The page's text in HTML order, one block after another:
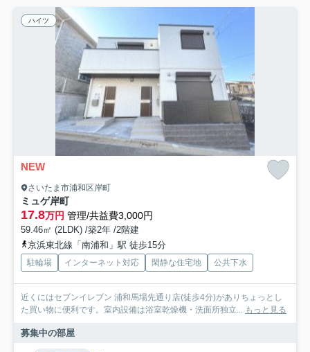
ハイツ
NEW
さいたま市浦和区岸町
ミュゲ岸町
17.8万円 管理/共益費3,000円
59.46㎡ (2LDK) /築2年 /2階建
京浜東北線「南浦和」駅 徒歩15分
駐輪場 インターネット対応 閑静な住宅地 公共下水
近くにはセブンイレブン 浦和馬場先通り店(徒歩4分)がありちょっとし
た買い物に便利です。室内設備は浴室乾燥機・洗面所独立... もっと見る
募集中の部屋